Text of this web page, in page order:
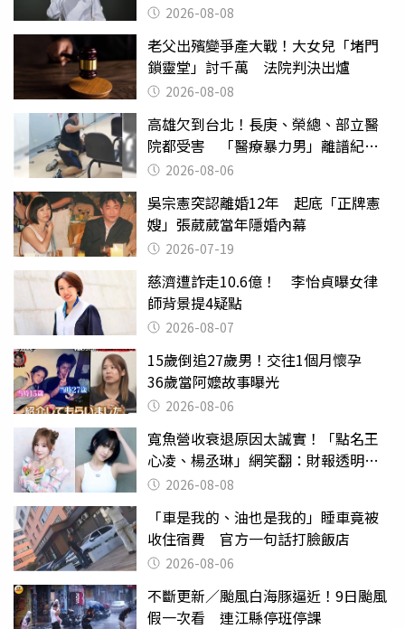
2026-08-08
老父出殯變爭產大戰！大女兒「堵門
鎖靈堂」討千萬 法院判決出爐
2026-08-08
高雄欠到台北！長庚、榮總、部立醫
院都受害 「醫療暴力男」離譜紀錄
曝光2026-08-06
吳宗憲突認離婚12年 起底「正牌憲
嫂」張葳葳當年隱婚內幕
2026-07-19
慈濟遭詐走10.6億！ 李怡貞曝女律
師背景提4疑點
2026-08-07
15歲倒追27歲男！交往1個月懷孕
36歲當阿嬤故事曝光
2026-08-06
寬魚營收衰退原因太誠實！「點名王
心凌、楊丞琳」網笑翻：財報透明度
滿分2026-08-08
「車是我的、油也是我的」睡車竟被
收住宿費 官方一句話打臉飯店
2026-08-06
不斷更新／颱風白海豚逼近！9日颱風
假一次看 連江縣停班停課